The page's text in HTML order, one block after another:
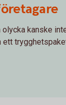
kanske
ett